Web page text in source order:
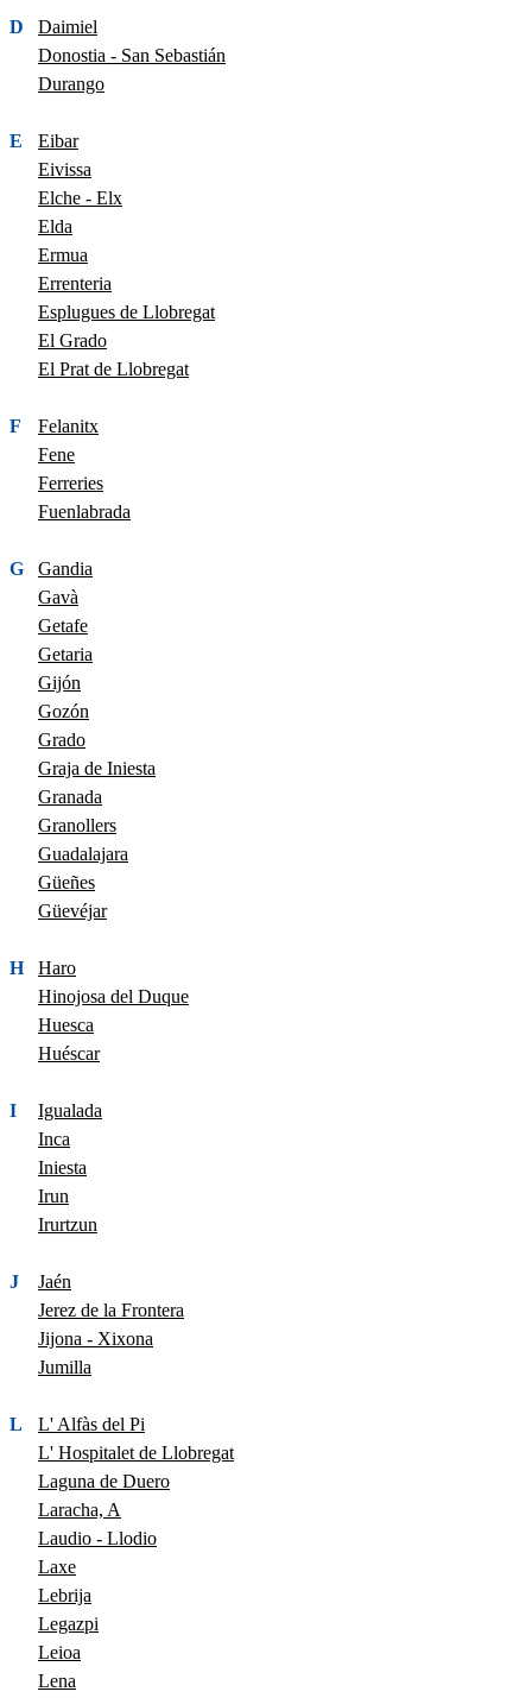
D
Daimiel
Donostia - San Sebastián
Durango
E
Eibar
Eivissa
Elche - Elx
Elda
Ermua
Errenteria
Esplugues de Llobregat
El Grado
El Prat de Llobregat
F
Felanitx
Fene
Ferreries
Fuenlabrada
G
Gandia
Gavà
Getafe
Getaria
Gijón
Gozón
Grado
Graja de Iniesta
Granada
Granollers
Guadalajara
Güeñes
Güevéjar
H
Haro
Hinojosa del Duque
Huesca
Huéscar
I
Igualada
Inca
Iniesta
Irun
Irurtzun
J
Jaén
Jerez de la Frontera
Jijona - Xixona
Jumilla
L
L' Alfàs del Pi
L' Hospitalet de Llobregat
Laguna de Duero
Laracha, A
Laudio - Llodio
Laxe
Lebrija
Legazpi
Leioa
Lena